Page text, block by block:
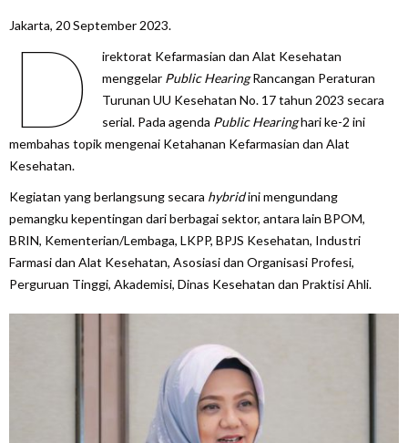
Jakarta, 20 September 2023.
D
irektorat Kefarmasian dan Alat Kesehatan
menggelar Public HearingRancangan Peraturan
Turunan UU Kesehatan No. 17 tahun 2023 secara
serial. Pada agenda Public Hearinghari ke-2 ini
membahas topik mengenai Ketahanan Kefarmasian dan Alat
Kesehatan.
Kegiatan yang berlangsung secara hybridini mengundang
pemangku kepentingan dari berbagai sektor, antara lain BPOM,
BRIN, Kementerian/Lembaga, LKPP, BPJS Kesehatan, Industri
Farmasi dan Alat Kesehatan, Asosiasi dan Organisasi Profesi,
Perguruan Tinggi, Akademisi, Dinas Kesehatan dan Praktisi Ahli.